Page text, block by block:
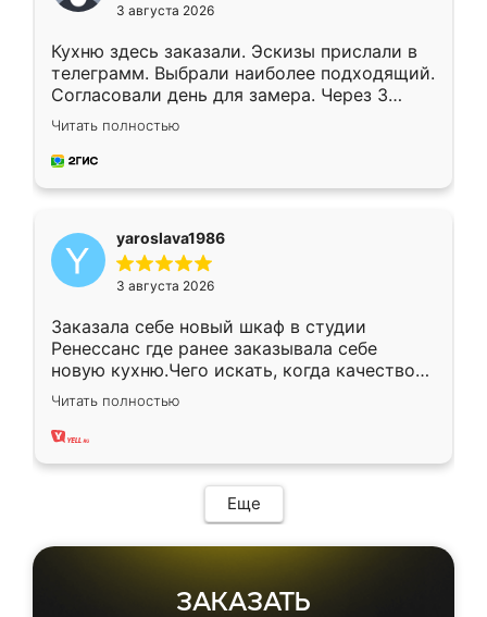
3 августа 2026
Кухню здесь заказали. Эскизы прислали в
телеграмм. Выбрали наиболее подходящий.
Согласовали день для замера. Через 3
недели кухня была уже готова. Остались
довольны работой. Спасибо Ренессанс
мебель за качественную работу!
Читать полностью
yaroslava1986
3 августа 2026
Заказала себе новый шкаф в студии
Ренессанс где ранее заказывала себе
новую кухню.Чего искать, когда качеством
вполне довольна. Служит кухня уже почти
два года, нареканий нет.
Читать полностью
Еще
ЗАКАЗАТЬ